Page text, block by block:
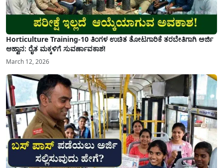
Horticulture Training-10 ತಿಂಗಳ ಉಚಿತ ತೋಟಗಾರಿಕೆ ತರಬೇತಿಗಾಗಿ ಅರ್ಜಿ
ಆಹ್ವಾನ: ರೈತ ಮಕ್ಕಳಿಗೆ ಸುವರ್ಣಾವಕಾಶ!
March 12, 2026